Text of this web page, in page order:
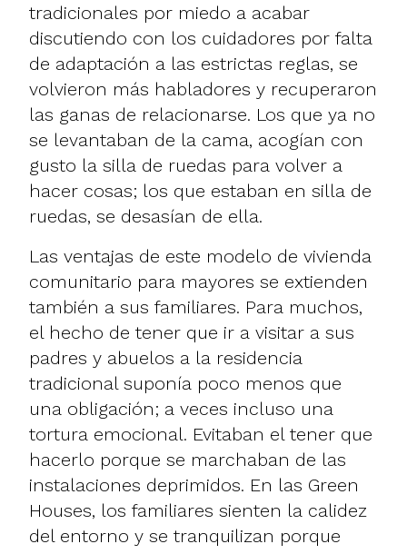
tradicionales por miedo a acabar
discutiendo con los cuidadores por falta
de adaptación a las estrictas reglas, se
volvieron más habladores y recuperaron
las ganas de relacionarse. Los que ya no
se levantaban de la cama, acogían con
gusto la silla de ruedas para volver a
hacer cosas; los que estaban en silla de
ruedas, se desasían de ella.
Las ventajas de este modelo de vivienda
comunitario para mayores se extienden
también a sus familiares. Para muchos,
el hecho de tener que ir a visitar a sus
padres y abuelos a la residencia
tradicional suponía poco menos que
una obligación; a veces incluso una
tortura emocional. Evitaban el tener que
hacerlo porque se marchaban de las
instalaciones deprimidos. En las Green
Houses, los familiares sienten la calidez
del entorno y se tranquilizan porque